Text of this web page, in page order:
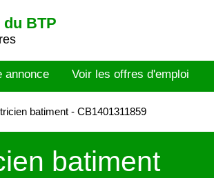
BTP
annonce Voir les offres d'emploi
batiment - CB1401311859
batiment